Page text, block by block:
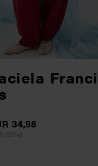
34,98
(50%)